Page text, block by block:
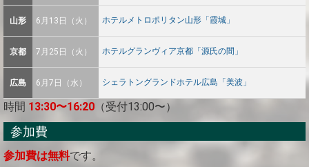
山形 6月13日（火） ホテルメトロポリタン山形「霞城」
京都 7月25日（火） ホテルグランヴィア京都「源氏の間」
広島 6月7日（水） シェラトングランドホテル広島「美波」
時間 13:30〜16:20 （受付13:00〜）
参加費
参加費は無料です。